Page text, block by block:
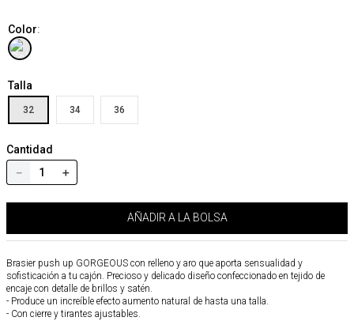
Color:
Talla
32 34 36
Cantidad
＋
－
AÑADIR A LA BOLSA
Brasier push up GORGEOUS con relleno y aro que aporta sensualidad y
sofisticación a tu cajón. Precioso y delicado diseño confeccionado en tejido de
encaje con detalle de brillos y satén.
- Produce un increíble efecto aumento natural de hasta una talla.
- Con cierre y tirantes ajustables.